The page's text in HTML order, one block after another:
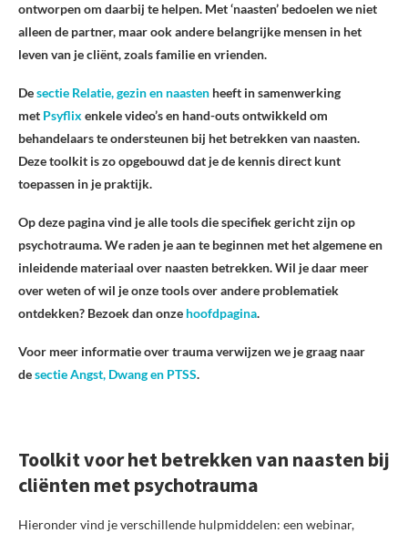
ontworpen om daarbij te helpen. Met ‘naasten’ bedoelen we niet
alleen de partner, maar ook andere belangrijke mensen in het
leven van je cliënt, zoals familie en vrienden.
Desectie Relatie, gezin en naasten heeft in samenwerking
met Psyflix enkele video’s en hand-outs ontwikkeld om
behandelaars te ondersteunen bij het betrekken van naasten.
Deze toolkit is zo opgebouwd dat je de kennis direct kunt
toepassen in je praktijk.
Op deze pagina vind je alle tools die specifiek gericht zijn op
psychotrauma. We raden je aan te beginnen met het algemene en
inleidende materiaal over naasten betrekken. Wil je daar meer
over weten of wil je onze tools over andere problematiek
ontdekken? Bezoek dan onze hoofdpagina.
Voor meer informatie over trauma verwijzen we je graag naar
desectie Angst, Dwang en PTSS.
Toolkit voor het betrekken van naasten bij
cliënten met psychotrauma
Hieronder vind je verschillende hulpmiddelen: een webinar,